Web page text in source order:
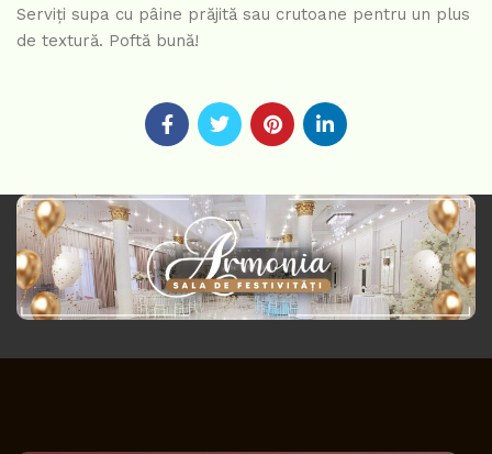
Serviți supa cu pâine prăjită sau crutoane pentru un plus
de textură. Poftă bună!